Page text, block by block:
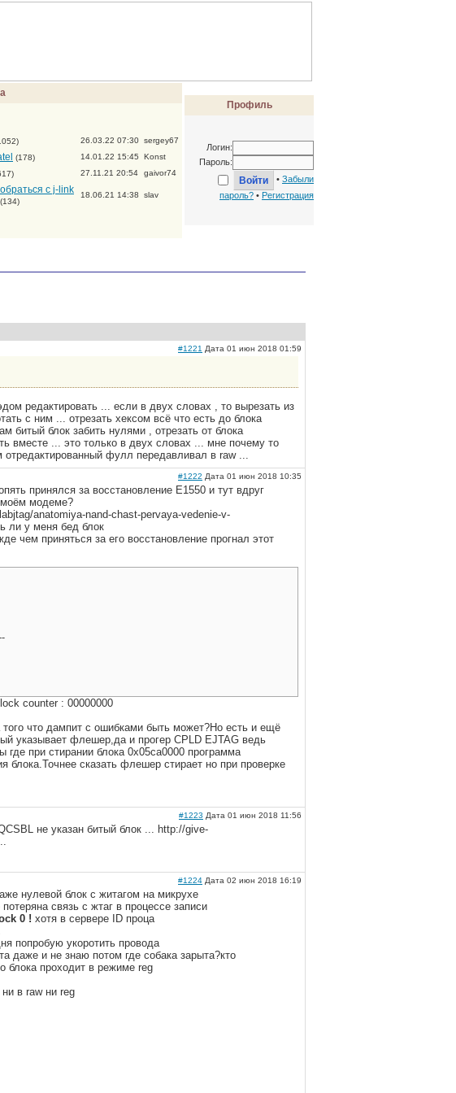
26.03.22 07:30 sergey67
(178) 14.01.22 15:45 Konst
27.11.21 20:54 gaivor74
с j-link
(134)
18.06.21 14:38 slav
Профиль
Логин:
Пароль:
• Забыли
пароль? • Регистрация
#1221 Дата 01 июн 2018 01:59
редактировать ... если в двух словах , то вырезать из
с ним ... отрезать хексом всё что есть до блока
битый блок забить нулями , отрезать от блока
вместе ... это только в двух словах ... мне почему то
отредактированный фулл передавливал в raw ...
#1222 Дата 01 июн 2018 10:35
принялся за восстановление Е1550 и тут вдруг
моём модеме?
anatomiya-nand-chast-pervaya-vedenie-v-
ли у меня бед блок
чем приняться за его восстановление прогнал этот
- ok.
counter : 00000000
что дампит с ошибками быть может?Но есть и ещё
указывает флешер,да и прогер CPLD EJTAG ведь
при стирании блока 0x05ca0000 программа
блока.Точнее сказать флешер стирает но при проверке
#1223 Дата 01 июн 2018 11:56
не указан битый блок ... http://give-
#1224 Дата 02 июн 2018 16:19
нулевой блок с житагом на микрухе
связь с жтаг в процессе записи
0 ! хотя в сервере ID проца
попробую укоротить провода
даже и не знаю потом где собака зарыта?кто
блока проходит в режиме reg
в raw ни reg